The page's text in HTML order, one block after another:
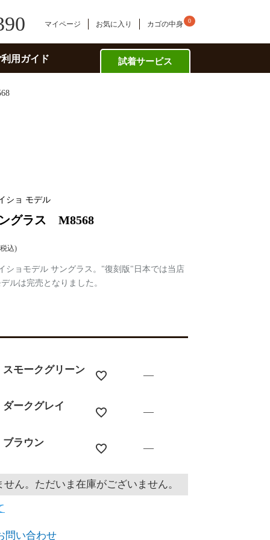
マイページ お気に入り カゴの中身 0
用ガイド 試着サービス
ショ モデル
グラス M8568
税込
ショモデル サングラス。"復刻版"日本では当店
ルは完売となりました。
モークグリーン —
ークグレイ —
ラウン —
ん。ただいま在庫がございません。
問い合わせ